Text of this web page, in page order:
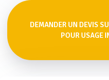
DEMANDER UN DEVIS
POUR USAGE